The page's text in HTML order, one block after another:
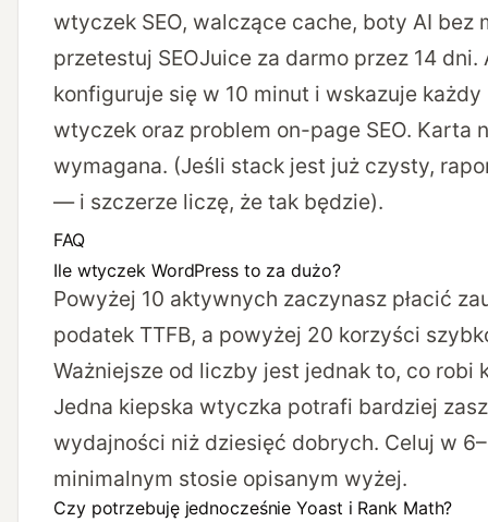
wtyczek SEO, walczące cache, boty AI
przetestuj SEOJuice za darmo przez 14 dni.
konfiguruje się w 10 minut i wskazuje
wtyczek oraz problem on-page SEO. Karta
wymagana. (Jeśli stack jest już czysty,
— i szczerze liczę, że tak będzie).
FAQ
Ile wtyczek WordPress to za dużo?
Powyżej 10 aktywnych zaczynasz płacić
podatek TTFB, a powyżej 20 korzyści
Ważniejsze od liczby jest jednak to, co robi
Jedna kiepska wtyczka potrafi bardziej
wydajności niż dziesięć dobrych. Celuj w
minimalnym stosie opisanym wyżej.
Czy potrzebuję jednocześnie Yoast i Rank Math?